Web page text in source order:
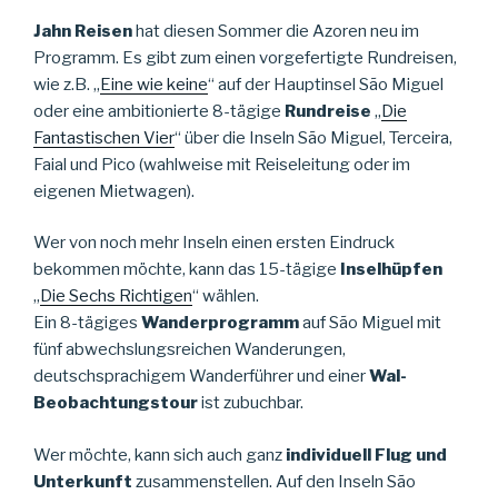
Jahn Reisenhat diesen Sommer die Azoren neu im
Programm. Es gibt zum einen vorgefertigte Rundreisen,
wie z.B. „Eine wie keine“ auf der Hauptinsel São Miguel
oder eine ambitionierte 8-tägige Rundreise „Die
Fantastischen Vier“ über die Inseln São Miguel, Terceira,
Faial und Pico (wahlweise mit Reiseleitung oder im
eigenen Mietwagen).
Wer von noch mehr Inseln einen ersten Eindruck
bekommen möchte, kann das 15-tägige Inselhüpfen
„Die Sechs Richtigen“ wählen.
Ein 8-tägiges Wanderprogrammauf São Miguel mit
fünf abwechslungsreichen Wanderungen,
deutschsprachigem Wanderführer und einerWal-
Beobachtungstourist zubuchbar.
Wer möchte, kann sich auch ganz individuell Flug und
Unterkunft zusammenstellen. Auf den Inseln São